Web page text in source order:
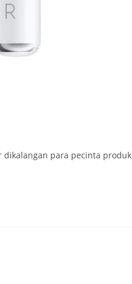
para pecinta produk